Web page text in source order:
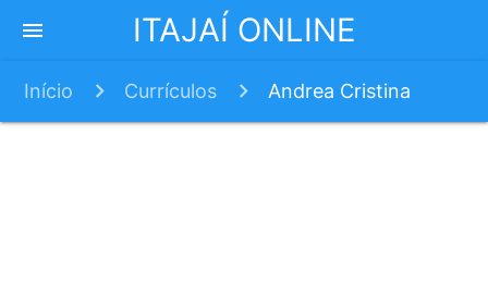
ITAJAÍ ONLINE
menu
Início Currículos Andrea Cristina